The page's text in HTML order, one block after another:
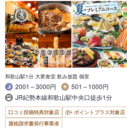
和歌山駅1分 大衆食堂 飲み放題 個室
2001～3000円
501～1000円
JR紀勢本線和歌山駅中央口徒歩1分
口コミ投稿特典対象店 ポイントプラス対象店
適格請求書発行事業者